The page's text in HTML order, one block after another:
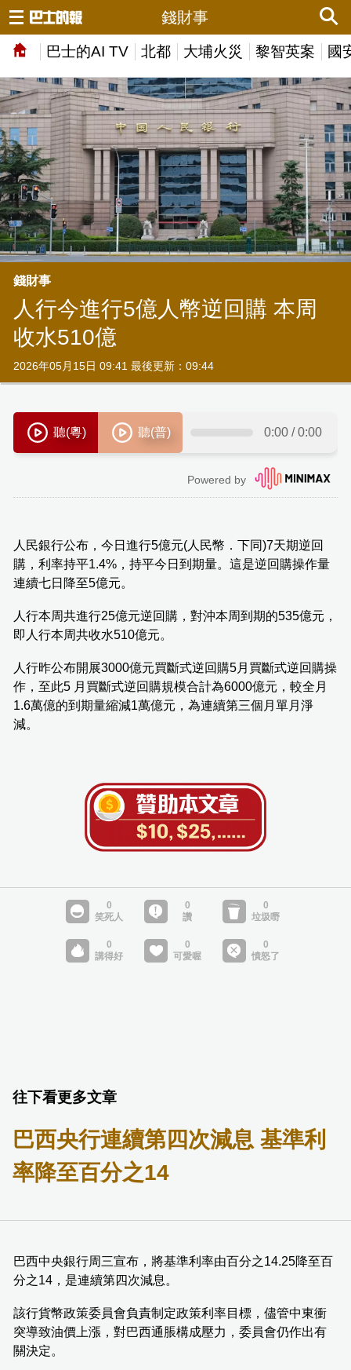
巴士的AI TV 北都 大埔火災 黎智英案 國
錢財事
錢財事
人行今進行5億人幣逆回購 本周
收水510億
2026年05月15日 09:41 最後更新：09:44
人民銀行公布，今日進行5億元(人民幣．下同)7天期逆回
購，利率持平1.4%，持平今日到期量。這是逆回購操作量
連續七日降至5億元。
人行本周共進行25億元逆回購，對沖本周到期的535億元，
即人行本周共收水510億元。
人行昨公布開展3000億元買斷式逆回購5月買斷式逆回購操
作，至此5 月買斷式逆回購規模合計為6000億元，較全月
1.6萬億的到期量縮減1萬億元，為連續第三個月單月淨
減。
往下看更多文章
巴西央行連續第四次減息 基準利
率降至百分之14
巴西中央銀行周三宣布，將基準利率由百分之14.25降至百
分之14，是連續第四次減息。
該行貨幣政策委員會負責制定政策利率目標，儘管中東衝
突導致油價上漲，對巴西通脹構成壓力，委員會仍作出有
關決定。